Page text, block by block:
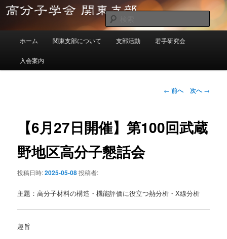
メ
ン
高分子学会関東支部
索
ホーム 関東支部について 支部活動 若手研究会
入会案内
投
ビ
ゲ
← 前へ 次へ→
【6月27日開催】第100回武蔵
野地区高分子懇話会
投稿日時:2025-05-08投稿者:
主題：高分子材料の構造・機能評価に役立つ熱分析・X線分析
趣旨